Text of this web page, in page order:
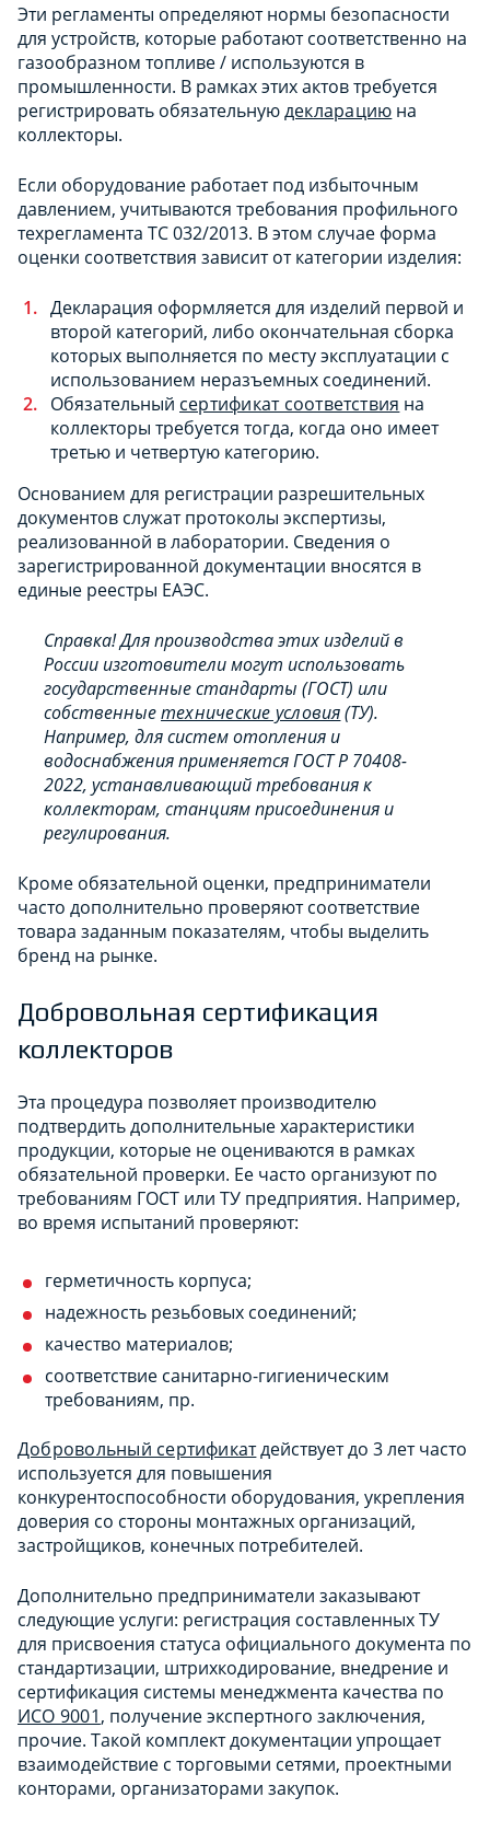
Эти регламенты определяют нормы безопасности
для устройств, которые работают соответственно на
газообразном топливе / используются в
промышленности. В рамках этих актов требуется
регистрировать обязательнуюдекларацию на
коллекторы.
Если оборудование работает под избыточным
давлением, учитываются требования профильного
техрегламента ТС 032/2013. В этом случае форма
оценки соответствия зависит от категории изделия:
Декларация оформляется для изделий первой и
второй категорий, либо окончательная сборка
которых выполняется по месту эксплуатации с
использованием неразъемных соединений.
Обязательный сертификат соответствия на
коллекторы требуется тогда, когда оно имеет
третью и четвертую категорию.
Основанием для регистрации разрешительных
документов служат протоколы экспертизы,
реализованной в лаборатории. Сведения о
зарегистрированной документации вносятся в
единые реестры ЕАЭС.
Справка! Для производства этих изделий в
России изготовители могут использовать
государственные стандарты (ГОСТ) или
собственныетехнические условия(ТУ).
Например, для систем отопления и
водоснабжения применяется ГОСТ Р 70408-
2022, устанавливающий требования к
коллекторам, станциям присоединения и
регулирования.
Кроме обязательной оценки, предприниматели
часто дополнительно проверяют соответствие
товара заданным показателям, чтобы выделить
бренд на рынке.
Добровольная сертификация
коллекторов
Эта процедура позволяет производителю
подтвердить дополнительные характеристики
продукции, которые не оцениваются в рамках
обязательной проверки. Ее часто организуют по
требованиям ГОСТ или ТУ предприятия. Например,
во время испытаний проверяют:
герметичность корпуса;
надежность резьбовых соединений;
качество материалов;
соответствие санитарно-гигиеническим
требованиям, пр.
Добровольный сертификатдействует до 3 лет часто
используется для повышения
конкурентоспособности оборудования, укрепления
доверия со стороны монтажных организаций,
застройщиков, конечных потребителей.
Дополнительно предприниматели заказывают
следующие услуги: регистрация составленных ТУ
для присвоения статуса официального документа по
стандартизации, штрихкодирование, внедрение и
сертификация системы менеджмента качества по
ИСО 9001, получение экспертного заключения,
прочие. Такой комплект документации упрощает
взаимодействие с торговыми сетями, проектными
конторами, организаторами закупок.